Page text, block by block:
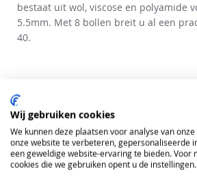
bestaat uit wol, viscose en polyamide
5.5mm. Met 8 bollen breit u al een
40.
Wij gebruiken cookies
We kunnen deze plaatsen voor analyse van
onze website te verbeteren, gepersonaliseerde
een geweldige website-ervaring te bieden. Voor
cookies die we gebruiken opent u de instellingen.